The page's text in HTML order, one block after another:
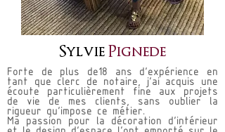
Sylvie Pignede
Forte de plus de18 ans d'expérience en
tant que clerc de notaire, j'ai acquis une
écoute particulièrement fine aux projets
de vie de mes clients, sans oublier la
rigueur qu’impose ce métier.
Ma passion pour la décoration d’intérieur